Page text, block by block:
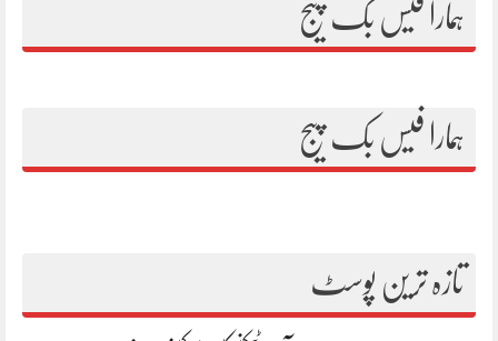
ہمارا فیس بک پیج
ہمارا فیس بک پیج
تازہ ترین پوسٹ